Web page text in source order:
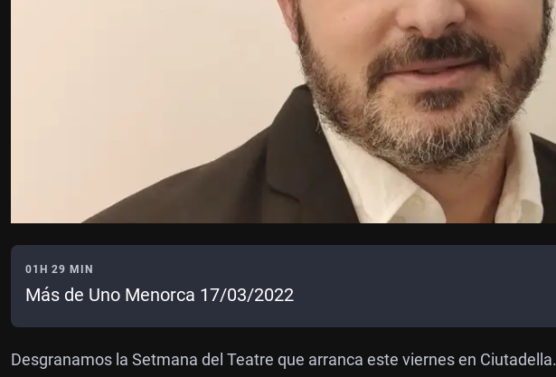
01H 29 MIN
Más de Uno Menorca 17/03/2022
Desgranamos la Setmana del Teatre que arranca este viernes en Ciutadella.